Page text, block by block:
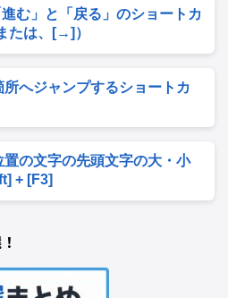
む」と「戻る」のショートカ
たは、[→]）
所へジャンプするショートカ
置の文字の先頭文字の大・小
+ [F3]